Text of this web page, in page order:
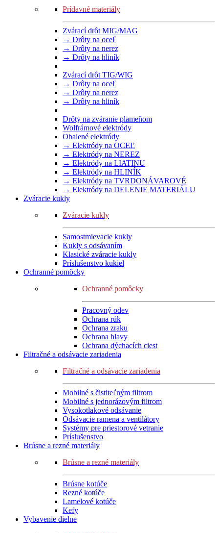
Prídavné materiály
Zvárací drôt MIG/MAG
→ Drôty na oceľ
→ Drôty na nerez
→ Drôty na hliník
Zvárací drôt TIG/WIG
→ Drôty na oceľ
→ Drôty na nerez
→ Drôty na hliník
Drôty na zváranie plameňom
Wolfrámové elektródy
Obalené elektródy
→ Elektródy na OCEĽ
→ Elektródy na NEREZ
→ Elektródy na LIATINU
→ Elektródy na HLINÍK
→ Elektródy na TVRDONÁVAROVÉ
→ Elektródy na DELENIE MATERIÁLU
Zváracie kukly
Zváracie kukly
Samostmievacie kukly
Kukly s odsávaním
Klasické zváracie kukly
Príslušenstvo kukiel
Ochranné pomôcky
Ochranné pomôcky
Pracovný odev
Ochrana rúk
Ochrana zraku
Ochrana hlavy
Ochrana dýchacích ciest
Filtračné a odsávacie zariadenia
Filtračné a odsávacie zariadenia
Mobilné s čistiteľným filtrom
Mobilné s jednorázovým filtrom
Vysokotlakové odsávanie
Odsávacie ramena a ventilátory
Systémy pre priestorové vetranie
Príslušenstvo
Brúsne a rezné materiály
Brúsne a rezné materiály
Brúsne kotúče
Rezné kotúče
Lamelové kotúče
Kefy
Vybavenie dielne